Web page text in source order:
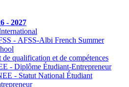
- 2027
- AFSS-Albi French Summer
qualification et de compétences
- Diplôme Étudiant-Entrepreneur
- Statut National Étudiant